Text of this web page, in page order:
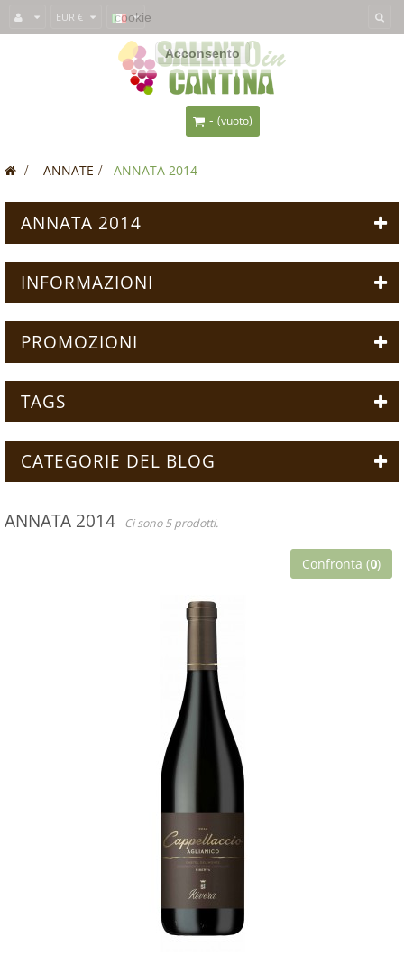
EUR €
- (vuoto)
> ANNATE > ANNATA 2014
ANNATA 2014
INFORMAZIONI
PROMOZIONI
TAGS
CATEGORIE DEL BLOG
ANNATA 2014 Ci sono 5 prodotti.
Confronta (0)
Questo sito usa icookie per fornirti un'esperienza migliore. Se usi
SalentoInCantina, acconsenti all'utilizzo dei cookie.
Acconsento